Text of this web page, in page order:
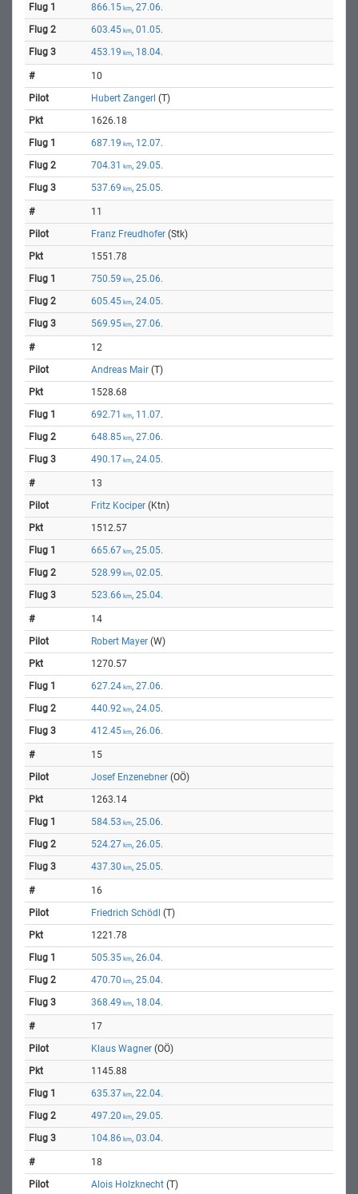
866.15 km, 27.06.
603.45 km, 01.05.
453.19 km, 18.04.
10
Hubert Zangerl (T)
1626.18
687.19 km, 12.07.
704.31 km, 29.05.
537.69 km, 25.05.
11
Franz Freudhofer (Stk)
1551.78
750.59 km, 25.06.
605.45 km, 24.05.
569.95 km, 27.06.
12
Andreas Mair (T)
1528.68
692.71 km, 11.07.
648.85 km, 27.06.
490.17 km, 24.05.
13
Fritz Kociper (Ktn)
1512.57
665.67 km, 25.05.
528.99 km, 02.05.
523.66 km, 25.04.
14
Robert Mayer (W)
1270.57
627.24 km, 27.06.
440.92 km, 24.05.
412.45 km, 26.06.
15
Josef Enzenebner (OÖ)
1263.14
584.53 km, 25.06.
524.27 km, 26.05.
437.30 km, 25.05.
16
Friedrich Schödl (T)
1221.78
505.35 km, 26.04.
470.70 km, 25.04.
368.49 km, 18.04.
17
Klaus Wagner (OÖ)
1145.88
635.37 km, 22.04.
497.20 km, 29.05.
104.86 km, 03.04.
18
Alois Holzknecht (T)